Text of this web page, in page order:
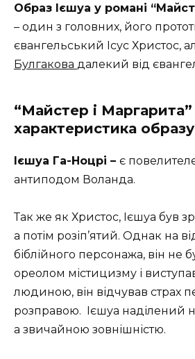
Образ Ієшуа у романі
– один з головних, його
євангельський Ісус Христос,
Булгакова далекий від
“Майстер і Маргарита”
характеристика
Ієшуа Га-Ноцрі – є
антиподом Воланда.
Так же як Христос, Ієшуа був
а потім розіп’ятий. Однак на
біблійного персонажа, він не
ореолом містицизму і
людиною, він відчував страх
розправою. Ієшуа наділений
а звичайною зовнішністю.